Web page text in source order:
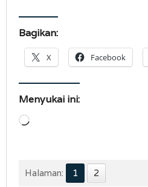
Bagikan:
X Facebook
Menyukai ini:
Memuat...
Halaman: 1 2